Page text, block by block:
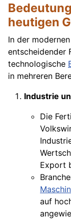
heutigen
In der
entscheidender
technologische
in mehreren
Industrie
Die
Export
auf